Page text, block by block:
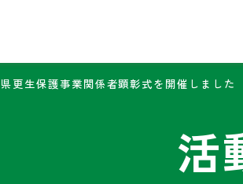
更生保護事業関係者顕彰式を開催しました
活